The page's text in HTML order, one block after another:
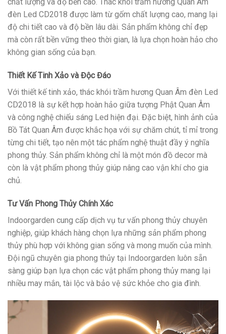
đèn Led CD2018 được làm từ gốm chất lượng cao, mang lại
độ chi tiết cao và độ bền lâu dài. Sản phẩm không chỉ đẹp
mà còn rất bền vững theo thời gian, là lựa chọn hoàn hảo cho
không gian sống của bạn.
Thiết Kế Tinh Xảo và Độc Đáo
Với thiết kế tinh xảo, thác khói trầm hương Quan Âm đèn Led
CD2018 là sự kết hợp hoàn hảo giữa tượng Phật Quan Âm
và công nghệ chiếu sáng Led hiện đại. Đặc biệt, hình ảnh của
Bồ Tát Quan Âm được khắc họa với sự chăm chút, tỉ mỉ trong
từng chi tiết, tạo nên một tác phẩm nghệ thuật đầy ý nghĩa
phong thủy. Sản phẩm không chỉ là một món đồ decor mà
còn là vật phẩm phong thủy giúp nâng cao vận khí cho gia
chủ.
Tư Vấn Phong Thủy Chính Xác
Indoorgarden cung cấp dịch vụ tư vấn phong thủy chuyên
nghiệp, giúp khách hàng chọn lựa những sản phẩm phong
thủy phù hợp với không gian sống và mong muốn của mình.
Đội ngũ chuyên gia phong thủy tại Indoorgarden luôn sẵn
sàng giúp bạn lựa chọn các vật phẩm phong thủy mang lại
nhiều may mắn, tài lộc và bảo vệ sức khỏe cho gia đình.